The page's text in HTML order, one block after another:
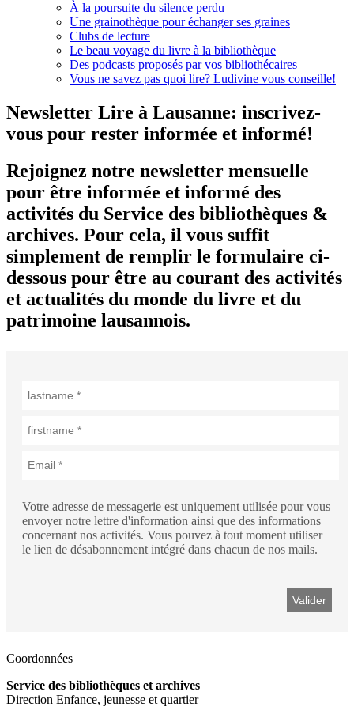
À la poursuite du silence perdu
Une grainothèque pour échanger ses graines
Clubs de lecture
Le beau voyage du livre à la bibliothèque
Des podcasts proposés par vos bibliothécaires
Vous ne savez pas quoi lire? Ludivine vous conseille!
Newsletter Lire à Lausanne: inscrivez-
vous pour rester informée et informé!
Rejoignez notre newsletter mensuelle
pour être informée et informé des
activités du Service des bibliothèques &
archives. Pour cela, il vous suffit
simplement de remplir le formulaire ci-
dessous pour être au courant des activités
et actualités du monde du livre et du
patrimoine lausannois.
Votre adresse de messagerie est uniquement utilisée pour vous
envoyer notre lettre d'information ainsi que des informations
concernant nos activités. Vous pouvez à tout moment utiliser
le lien de désabonnement intégré dans chacun de nos mails.
Coordonnées
Service des bibliothèques et archives
Direction Enfance, jeunesse et quartier